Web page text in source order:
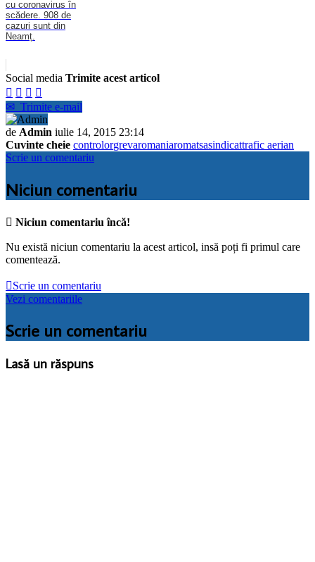
cu coronavirus în
scădere. 908 de
cazuri sunt din
Neamț.
Social media Trimite acest articol
   
✉ Trimite e-mail
de Admin iulie 14, 2015 23:14
Cuvinte cheie controlorgrevaromaniaromatsasindicattrafic aerian
Scrie un comentariu
Niciun comentariu
 Niciun comentariu încă!
Nu există niciun comentariu la acest articol, insă poți fi primul care
comentează.
Scrie un comentariu
Vezi comentariile
Scrie un comentariu
Lasă un răspuns